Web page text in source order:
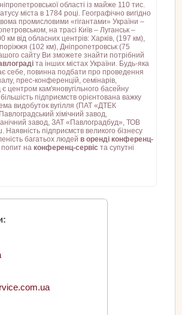
області із майже 110 тис.
міста в 1784 році. Географічно вигідно
промисловими «гігантами» України –
на трасі Київ – Луганськ –
км від обласних центрів: Харків, (197 км),
(102 км), Дніпропетровськ (75
сайту Ви зможете знайти потрібний
та інших містах України. Будь-яка
себе, повинна подбати про проведення
прес-конференцій, семінарів,
центром кам'яновугільного басейну
підприємств орієнтована важку
видобуток вугілля (ПАТ «ДТЕК
хімічний завод,
завод, ЗАТ «Павлоградбуд», ТОВ
підприємств великого бізнесу
багатьох людей в оренді конференц-
попит на конференц-сервіс та супутні